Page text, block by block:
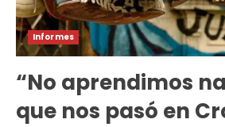
Informes
“No aprendimos
que nos pasó en